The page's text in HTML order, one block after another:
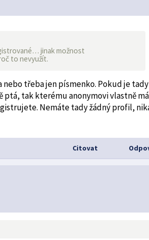
jinak možnost
to nevyužít.
třeba jen písmenko. Pokud je
ptá, tak kterému anonymovi vlastně
Nemáte tady žádný profil,
Citovat